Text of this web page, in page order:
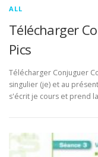
ALL
Télécharger
Pics
Télécharger Conjuguer
singulier (je) et au
s'écrit je cours et prend